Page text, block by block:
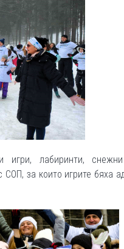
игри, лабиринти,
за които игрите бяха